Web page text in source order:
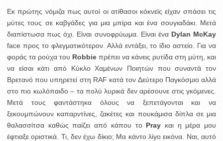
Εκ πρώτης νόμιζα πως αυτοί οι ατίθασοι κόκνεϊς είχαν σπάσει τις
μύτες τους σε καβγάδες για μια μπίρα και ένα σουγιαδάκι. Μετά
διαπίστωσα πως όχι. Είναι συνοφρύωμα. Είναι ένα Dylan McKay
face προς το φλεγματικότερον. Αλλά εντάξει, το ίδιο αστείο. Για να
φοράς τα ρούχα του Robbie πρέπει να κάνεις ρυτίδα στη μύτη, και
να είσαι κάτι από Κύκλο Χαμένων Ποιητών που συναντά τον
Βρετανό που υπηρετεί στη RAF κατά τον Δεύτερο Παγκόσμιο αλλά
στο πιο κωλόπαιδο – τα πολύ λυρικά δεν αρέσουνε στις γκόμενες.
Μετά τους φαντάστηκα όλους να ξεπετάγονται και να
ξεκουμπώνουν καπαρντίνες, ζακέτες και πουκάμισα δίπλα σε μια
θαλασσίτσα καθώς παίζει από κάπου το Pray και η μέρα μου
έφτιαξε οριστικά. Τι, δεν έχω δίκιο; Μα κάντο λίγο εικόνα. Ναι, αυτό